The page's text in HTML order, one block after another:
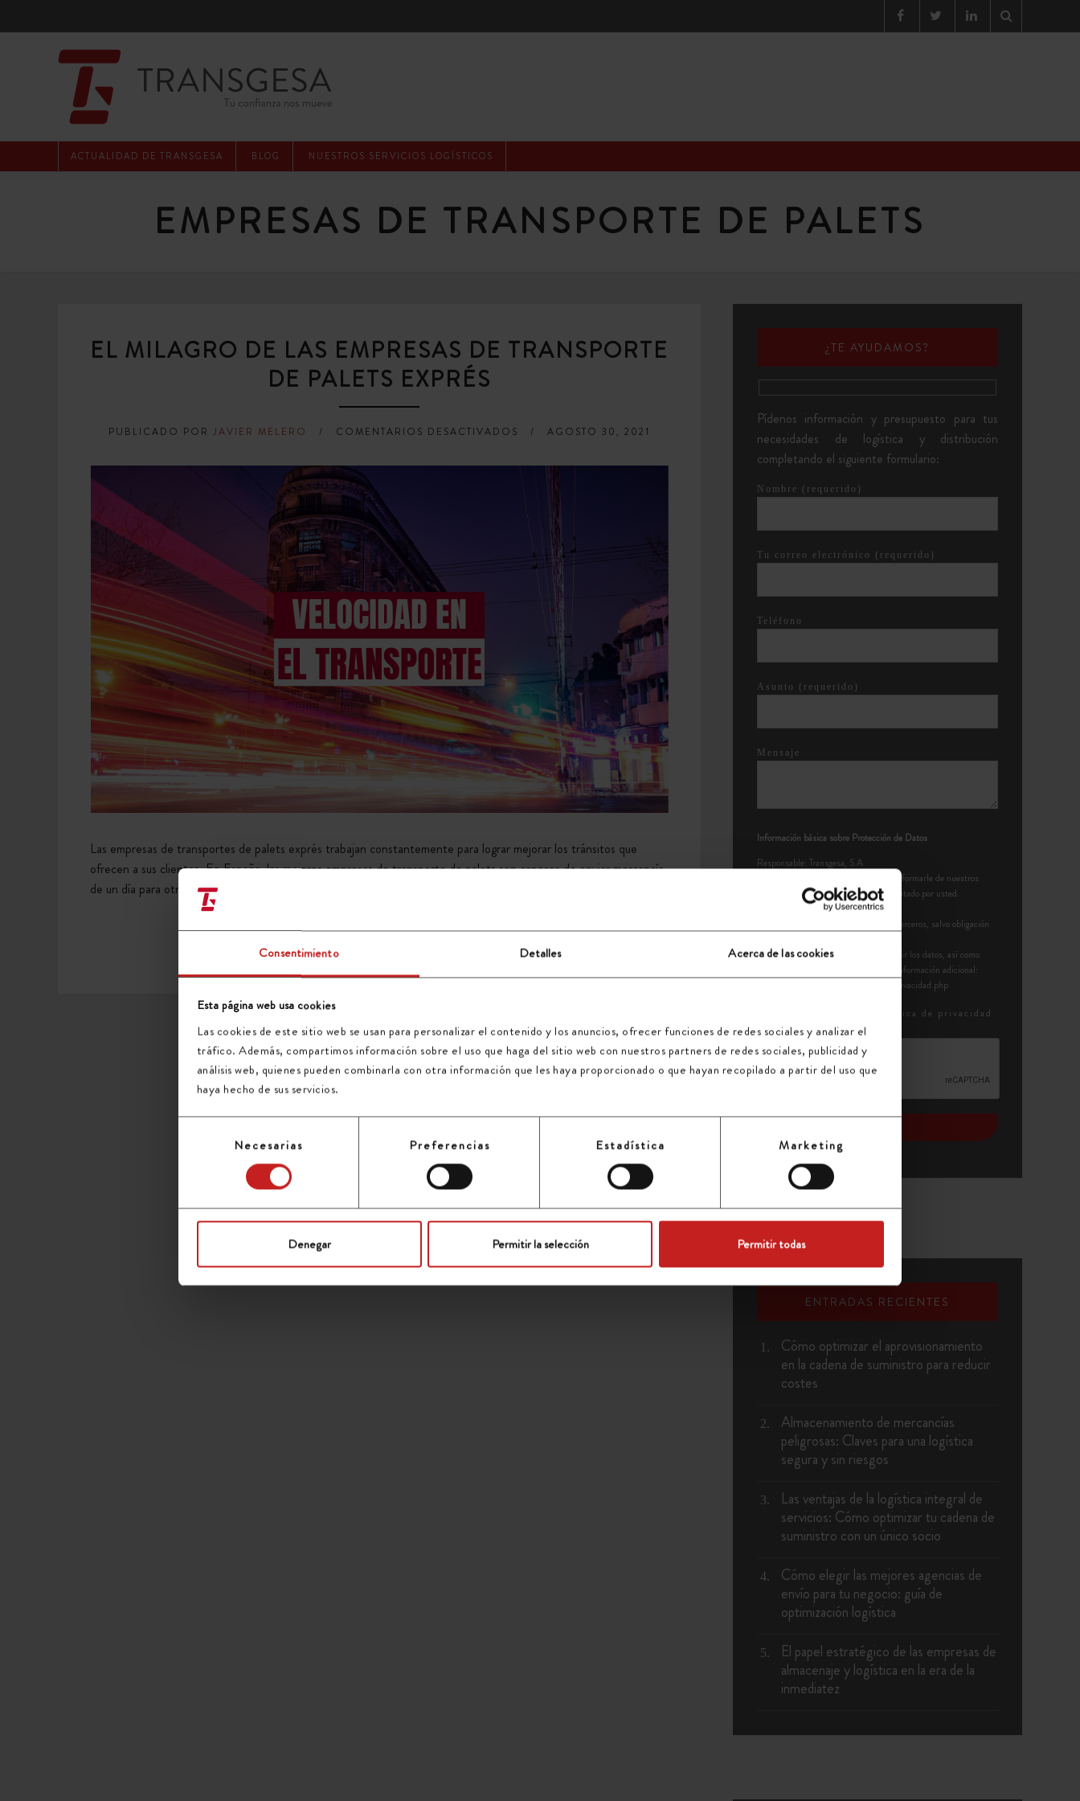
Consentimiento Detalles Acerca de las cookies
Esta página web usa cookies
Las cookies de este sitio web se usan para personalizar el contenido y los anuncios, ofrecer funciones de redes sociales y analizar el
tráfico. Además, compartimos información sobre el uso que haga del sitio web con nuestros partners de redes sociales, publicidad y
análisis web, quienes pueden combinarla con otra información que les haya proporcionado o que hayan recopilado a partir del uso que
haya hecho de sus servicios.
consentimiento
Necesarias Preferencias Estadística Marketing
Denegar Permitir la selección Permitir todas
ACTUALIDAD DE TRANSGESA BLOG NUESTROS SERVICIOS LOGÍSTICOS
EMPRESAS DE TRANSPORTE DE PALETS
EL MILAGRO DE LAS EMPRESAS DE TRANSPORTE
DE PALETS EXPRÉS
PUBLICADO POR JAVIER MELERO COMENTARIOS DESACTIVADOS EN
MILAGRO
EMPRESAS
TRANSPORTE
PALETS
EXPRÉS
AGOSTO 30, 2021
Las empresas de transportes de palets exprés trabajan constantemente para lograr mejorar los tránsitos que
ofrecen a sus clientes. En España, las mejores empresas de transporte de palets son capaces de enviar mercancía
de un día para otro entre poblaciones
¿TE AYUDAMOS?
Pídenos información y presupuesto para tus
necesidades de logística y distribución
completando el siguiente formulario:
Nombre (requerido)
Tu correo electrónico (requerido)
Teléfono
Asunto (requerido)
Mensaje
Información básica sobre Protección de Datos
Responsable: Transgesa, S.A
Finalidad: Contactar con usted para informarle de nuestros
servicios. Enviarle el presupuesto solicitado por usted.
Legitimación: Ejecución de un contrato
Destinatarios: No se cederán datos a terceros, salvo obligación
Derechos: Acceder, rectificar y suprimir los datos, así como
otros derechos, como se explica en la información adicional:
https://www.transgesa.com/politica-privacidad.php
Política de privacidad
ENTRADAS RECIENTES
Cómo optimizar el aprovisionamiento
en la cadena de suministro para reducir
costes
Almacenamiento de mercancías
peligrosas: Claves para una logística
segura y sin riesgos
Las ventajas de la logística integral de
servicios: Cómo optimizar tu cadena de
suministro con un único socio
Cómo elegir las mejores agencias de
envío para tu negocio: guía de
optimización logística
El papel estratégico de las empresas de
almacenaje y logística en la era de la
inmediatez